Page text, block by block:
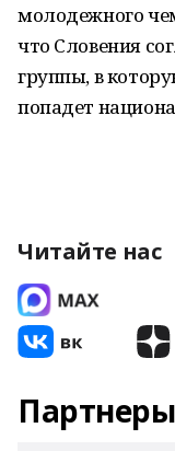
молодежного
что Словения
группы, в
попадет
Читайте нас
Партнеры